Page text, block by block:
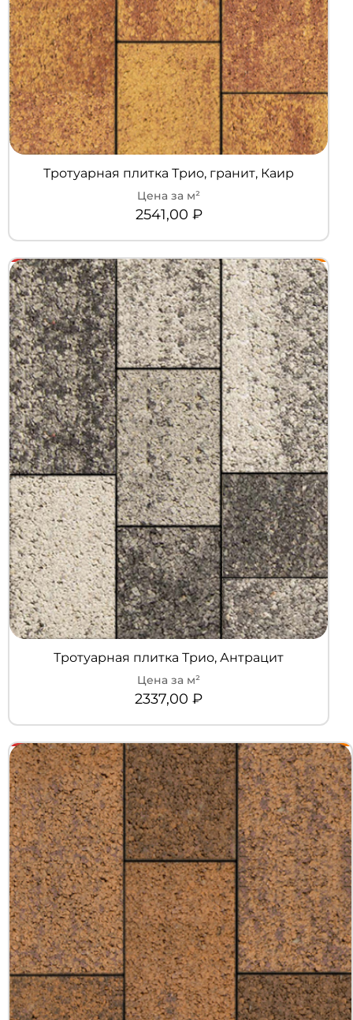
+7 (3452) 600-302
Телефон
zakaz@kedr.agency
Тротуарная плитка Трио, гранит, Каир
2541,00 ₽
Тротуарная плитка Трио, Антрацит
2337,00 ₽